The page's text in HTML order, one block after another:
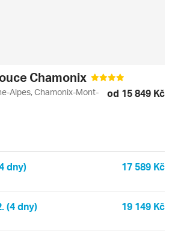
Chamonix
Alpes, Chamonix-Mont-
od 15 849 Kč
dny) 17 589 Kč
(4 dny) 19 149 Kč